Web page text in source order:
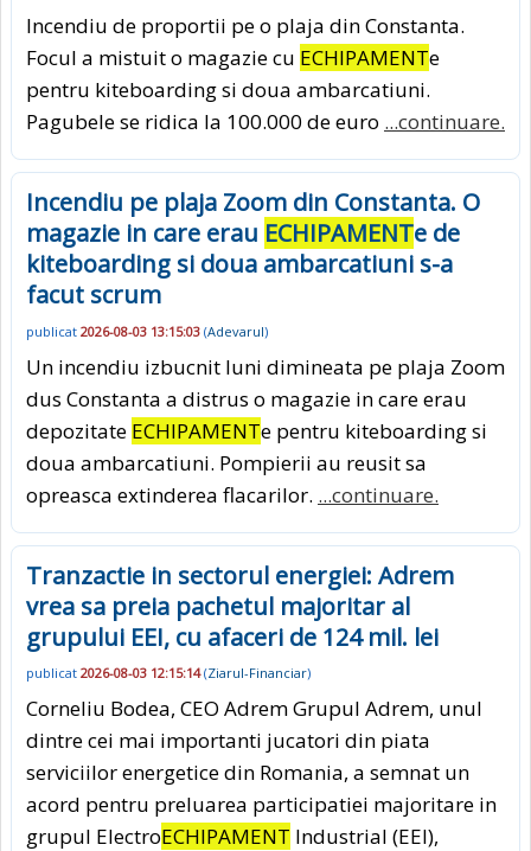
Incendiu de proportii pe o plaja din Constanta.
Focul a mistuit o magazie cu ECHIPAMENTe
pentru kiteboarding si doua ambarcatiuni.
Pagubele se ridica la 100.000 de euro ...continuare.
Incendiu pe plaja Zoom din Constanta. O
magazie in care erau ECHIPAMENTe de
kiteboarding si doua ambarcatiuni s-a
facut scrum
publicat 2026-08-03 13:15:03 (Adevarul)
Un incendiu izbucnit luni dimineata pe plaja Zoom
dus Constanta a distrus o magazie in care erau
depozitate ECHIPAMENTe pentru kiteboarding si
doua ambarcatiuni. Pompierii au reusit sa
opreasca extinderea flacarilor. ...continuare.
Tranzactie in sectorul energiei: Adrem
vrea sa preia pachetul majoritar al
grupului EEI, cu afaceri de 124 mil. lei
publicat 2026-08-03 12:15:14(Ziarul-Financiar)
Corneliu Bodea, CEO Adrem Grupul Adrem, unul
dintre cei mai importanti jucatori din piata
serviciilor energetice din Romania, a semnat un
acord pentru preluarea participatiei majoritare in
grupul ElectroECHIPAMENT Industrial (EEI),